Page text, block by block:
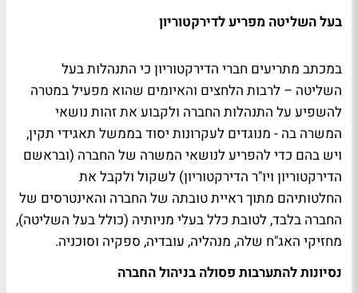
בעל השליטה מפריע לדירקטוריון
במכתב מתריעים חברי הדירקטוריון כי התנהלות בעל
השליטה – לרבות הלחצים והאיומים שהוא מפעיל במטרה
להשפיע על התנהלות החברה ולקבוע את זהות נושאי
המשרה בה - מנוגדים לעקרונות יסוד בממשל תאגידי תקין,
ויש בהם כדי להפריע לנושאי המשרה של החברה (ובראשם
הדירקטוריון ויו"ר הדירקטוריון) לשקול ולקבל את
החלטותיהם מתוך ראיית טובתה של החברה והאינטרסים של
החברה בלבד, לטובת כלל בעלי מניותיה (כולל בעל השליטה),
מחזיקי האג"ח שלה, מנהליה, עובדיה, ספקיה וסוכניה.
נסיונות להתערבות פסולה בניהול החברה